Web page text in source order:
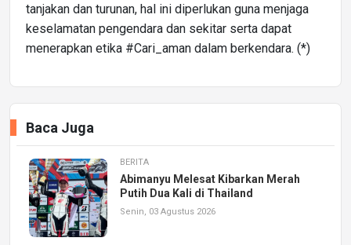
tanjakan dan turunan, hal ini diperlukan guna menjaga
keselamatan pengendara dan sekitar serta dapat
menerapkan etika #Cari_aman dalam berkendara. (*)
Baca Juga
BERITA
Abimanyu Melesat Kibarkan Merah
Putih Dua Kali di Thailand
Senin, 03 Agustus 2026